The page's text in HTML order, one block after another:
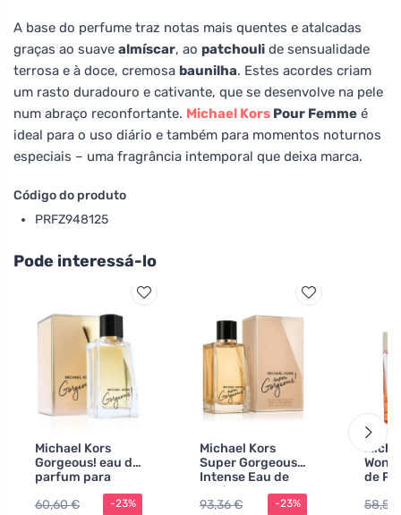
A base do perfume traz notas mais quentes e atalcadas
graças ao suave almíscar, ao patchouli de sensualidade
terrosa e à doce, cremosa baunilha. Estes acordes criam
um rasto duradouro e cativante, que se desenvolve na pele
num abraço reconfortante. Michael Kors Pour Femme é
ideal para o uso diário e também para momentos noturnos
especiais – uma fragrância intemporal que deixa marca.
Código do produto
PRFZ948125
Pode interessá-lo
Michael Kors
Gorgeous! eau de
parfum para
mulheres 100 ml
60,60 €
-23%
Michael Kors
Super Gorgeous!
Intense Eau de
Parfum para
mulheres
93,36 € -23%
de
58,56